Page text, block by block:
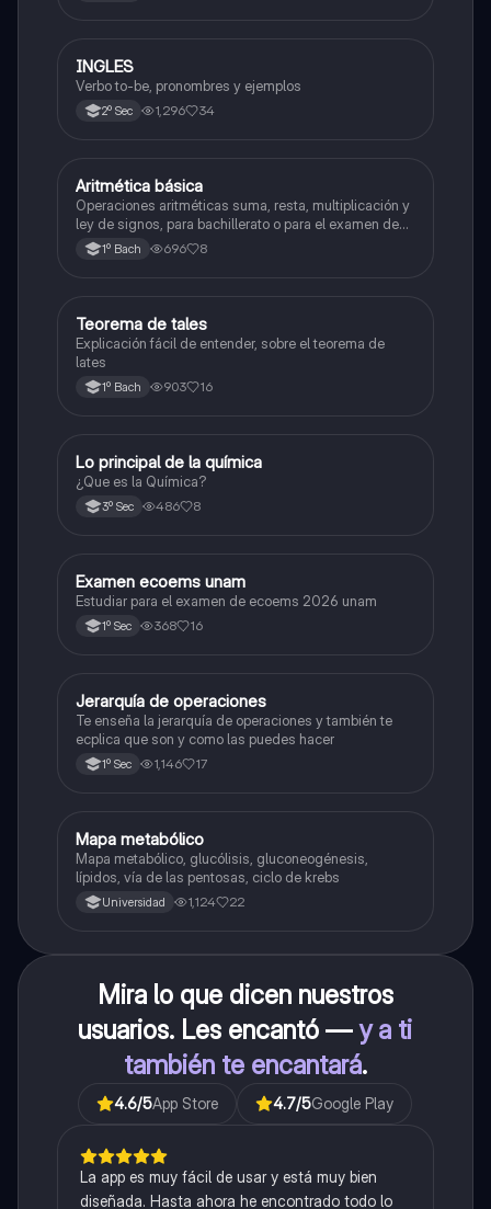
Inglés
INGLES
Verbo to-be, pronombres y ejemplos
2º Sec 1,296 34
Matemáticas
Aritmética básica
Operaciones aritméticas suma, resta, multiplicación y
ley de signos, para bachillerato o para el examen de
admisión a la universidad
1º Bach 696 8
Matemáticas
Teorema de tales
Explicación fácil de entender, sobre el teorema de
lates
1º Bach 903 16
Química
Lo principal de la química
¿Que es la Química?
3º Sec 486 8
Español
Examen ecoems unam
Estudiar para el examen de ecoems 2026 unam
1º Sec 368 16
Matemáticas
Jerarquía de operaciones
Te enseña la jerarquía de operaciones y también te
ecplica que son y como las puedes hacer
1º Sec 1,146 17
Biología
Mapa metabólico
Mapa metabólico, glucólisis, gluconeogénesis,
lípidos, vía de las pentosas, ciclo de krebs
Universidad 1,124 22
Mira lo que dicen nuestros
usuarios. Les encantó —y a ti
también te encantará.
4.6/5App Store 4.7/5Google Play
La app es muy fácil de usar y está muy bien
diseñada. Hasta ahora he encontrado todo lo